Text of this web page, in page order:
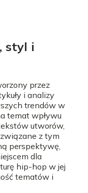
styl i
przez
i analizy
trendów w
temat wpływu
utworów,
z tym
perspektywę,
dla
hip-hop w jej
tematów i